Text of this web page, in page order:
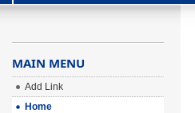
MAIN MENU
Add Link
Home